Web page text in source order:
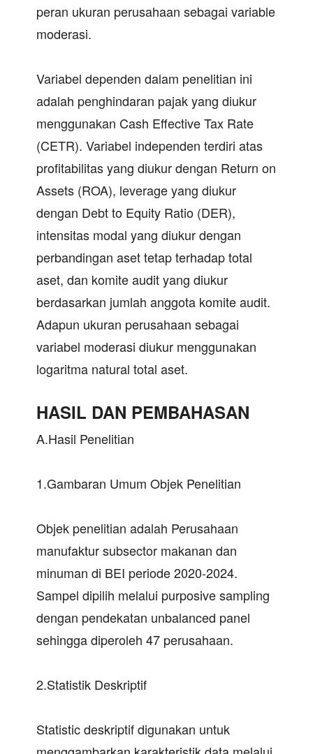
peran ukuran perusahaan sebagai variable
moderasi.
Variabel dependen dalam penelitian ini
adalah penghindaran pajak yang diukur
menggunakan Cash Effective Tax Rate
(CETR). Variabel independen terdiri atas
profitabilitas yang diukur dengan Return on
Assets (ROA), leverage yang diukur
dengan Debt to Equity Ratio (DER),
intensitas modal yang diukur dengan
perbandingan aset tetap terhadap total
aset, dan komite audit yang diukur
berdasarkan jumlah anggota komite audit.
Adapun ukuran perusahaan sebagai
variabel moderasi diukur menggunakan
logaritma natural total aset.
HASIL DAN PEMBAHASAN
A.Hasil Penelitian
1.Gambaran Umum Objek Penelitian
Objek penelitian adalah Perusahaan
manufaktur subsector makanan dan
minuman di BEI periode 2020-2024.
Sampel dipilih melalui purposive sampling
dengan pendekatan unbalanced panel
sehingga diperoleh 47 perusahaan.
2.Statistik Deskriptif
Statistic deskriptif digunakan untuk